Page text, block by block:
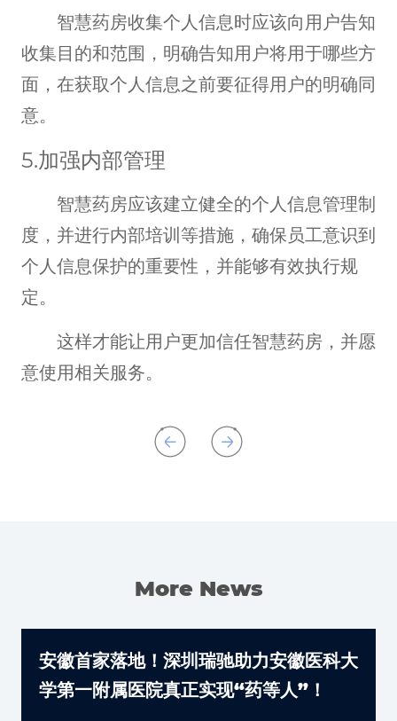
智慧药房收集个人信息时应该向用户告知
收集目的和范围，明确告知用户将用于哪些方
面，在获取个人信息之前要征得用户的明确同
意。
5.加强内部管理
智慧药房应该建立健全的个人信息管理制
度，并进行内部培训等措施，确保员工意识到
个人信息保护的重要性，并能够有效执行规
定。
这样才能让用户更加信任智慧药房，并愿
意使用相关服务。
More News
安徽首家落地！深圳瑞驰助力安徽医科大
学第一附属医院真正实现“药等人”！